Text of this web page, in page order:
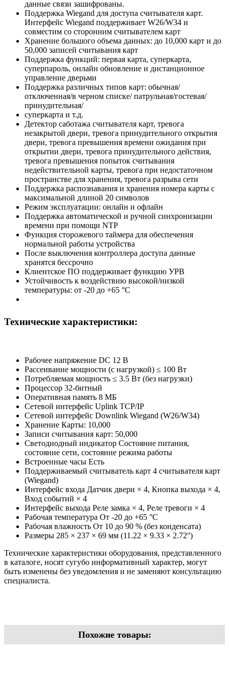
данные связи зашифрованы.
Поддержка Wiegand для доступа считывателя карт.
Интерфейс Wiegand поддерживает W26/W34 и
совместим со сторонним считывателем карт
Хранение большого объема данных: до 10,000 карт и до
50,000 записей считывания карт
Поддержка функций: первая карта, суперкарта,
суперпароль, онлайн обновление и дистанционное
управление дверьми
Поддержка различных типов карт: обычная/
отключенная/в черном списке/ патрульная/гостевая/
принудительная/
суперкарта и т.д.
Детектор саботажа считывателя карт, тревога
незакрытой двери, тревога принудительного открытия
двери, тревога превышения времени ожидания при
открытии двери, тревога принудительного действия,
тревога превышения попыток считывания
недействительной карты, тревога при недостаточном
пространстве для хранения, тревога разрыва сети
Поддержка распознавания и хранения номера карты с
максимальной длиной 20 символов
Режим эксплуатации: онлайн и офлайн
Поддержка автоматической и ручной синхронизации
времени при помощи NTP
Функция сторожевого таймера для обеспечения
нормальной работы устройства
После выключения контроллера доступа данные
хранятся бессрочно
Клиентское ПО поддерживает функцию УРВ
Устойчивость к воздействию высокой/низкой
температуры: от -20 до +65 °C
Технические характеристики:
Рабочее напряжение DC 12 В
Рассеивание мощности (с нагрузкой) ≤ 100 Вт
Потребляемая мощность ≤ 3.5 Вт (без нагрузки)
Процессор 32-битный
Оперативная память 8 МБ
Сетевой интерфейс Uplink TCP/IP
Сетевой интерфейс Downlink Wiegand (W26/W34)
Хранение Карты: 10,000
Записи считывания карт: 50,000
Светодиодный индикатор Состояние питания,
состояние сети, состояние режима работы
Встроенные часы Есть
Поддерживаемый считыватель карт 4 считывателя карт
(Wiegand)
Интерфейс входа Датчик двери × 4, Кнопка выхода × 4,
Вход событий × 4
Интерфейс выхода Реле замка × 4, Реле тревоги × 4
Рабочая температура От -20 до +65 °C
Рабочая влажность От 10 до 90 % (без конденсата)
Размеры 285 × 237 × 69 мм (11.22 × 9.33 × 2.72ʺ)
Технические характеристики оборудования, представленного
в каталоге, носят сугубо информативный характер, могут
быть изменены без уведомления и не заменяют консультацию
специалиста.
Похожие товары: